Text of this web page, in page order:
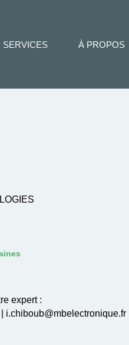
expert :
| i.chiboub@mbelectronique.fr
SERVICES À PROPOS